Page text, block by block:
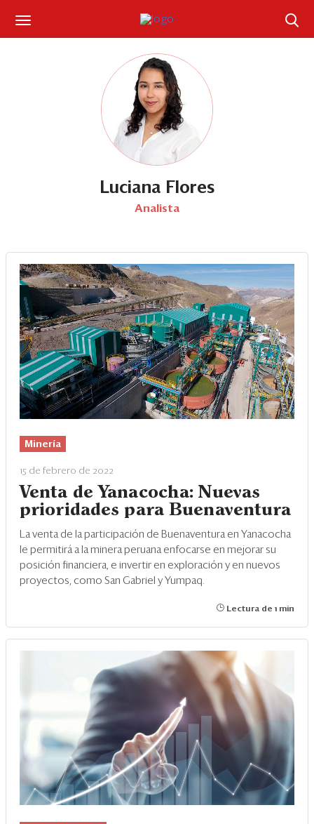
¿Qué está pasando?
Sectores y Empresas
Economía y Finanzas
Legal y Política
Eventos
Blogs
Ranking CEO
Edición Impresa
Luciana Flores
Analista
Minería
15 de febrero de 2022
Venta de Yanacocha: Nuevas
prioridades para Buenaventura
La venta de la participación de Buenaventura en Yanacocha
le permitirá a la minera peruana enfocarse en mejorar su
posición financiera, e invertir en exploración y en nuevos
proyectos, como San Gabriel y Yumpaq.
Lectura de 1 min